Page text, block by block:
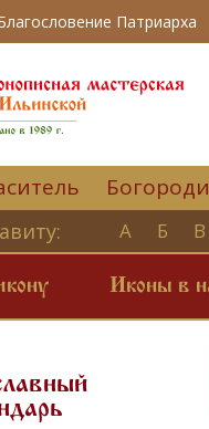
Патриарха
А Б В
Иконы в